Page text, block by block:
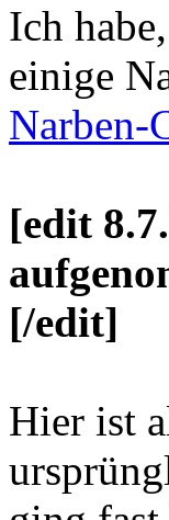
Ich
einige
Narben-
[edit
[/edit]
Hier ist